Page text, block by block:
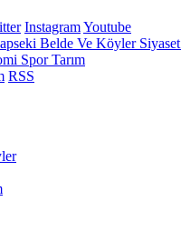
InstagramYoutube
Belde Ve KöylerSiyaset
SporTarım
RSS